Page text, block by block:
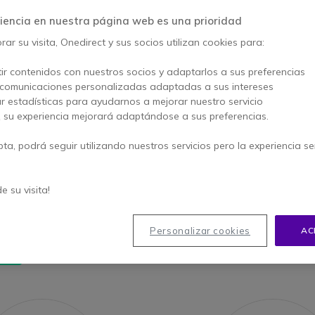
de los equipos que necesita* para equipar
que lo único que tiene que hacer es consultar
a los sistemas autónomos.
en nuestra página web es una prioridad
su visita, Onedirect y sus socios utilizan cookies para:
contenidos con nuestros socios y adaptarlos a sus preferencias
personalizadas adaptadas a sus intereses
estadísticas para ayudarnos a mejorar nuestro servicio
su experiencia mejorará adaptándose a sus preferencias.
podrá seguir utilizando nuestros servicios pero la experiencia
su visita!
Personalizar cookies